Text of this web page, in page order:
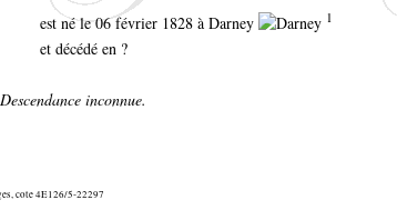
est né le 06 février 1828 à Darney 1
et décédé en ?
Descendance inconnue.
cote 4E126/5-22297